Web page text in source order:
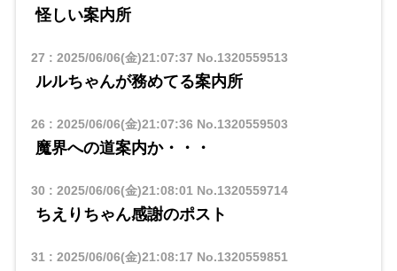
怪しい案内所
27 : 2025/06/06(金)21:07:37 No.1320559513
ルルちゃんが務めてる案内所
26 : 2025/06/06(金)21:07:36 No.1320559503
魔界への道案内か・・・
30 : 2025/06/06(金)21:08:01No.1320559714
ちえりちゃん感謝のポスト
31: 2025/06/06(金)21:08:17 No.1320559851